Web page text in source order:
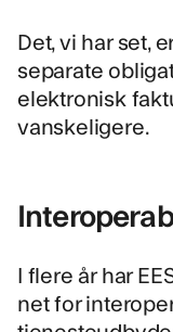
Det, vi har set,
separate
elektronisk
vanskeligere.
I flere år har
net for